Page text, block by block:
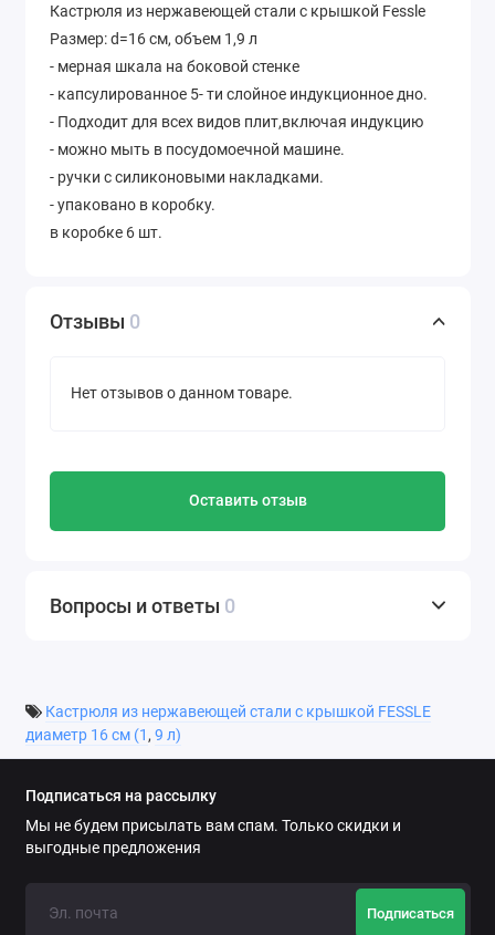
Кастрюля из нержавеющей стали с крышкой Fessle
Размер: d=16 см, объем 1,9 л
- мерная шкала на боковой стенке
- капсулированное 5- ти слойное индукционное дно.
- Подходит для всех видов плит,включая индукцию
- можно мыть в посудомоечной машине.
- ручки с силиконовыми накладками.
- упаковано в коробку.
в коробке 6 шт.
Отзывы 0
Нет отзывов о данном товаре.
Оставить отзыв
Вопросы и ответы 0
Кастрюля из нержавеющей стали с крышкой FESSLE
диаметр 16 см (1, 9 л)
Подписаться на рассылку
Мы не будем присылать вам спам. Только скидки и
выгодные предложения
Подписаться